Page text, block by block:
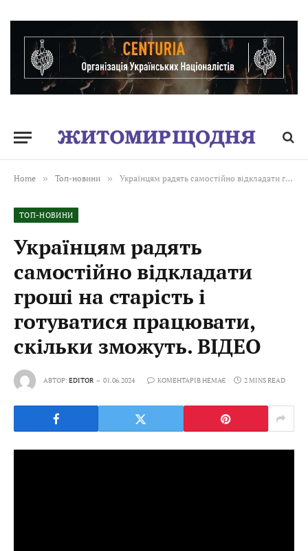
Home » Топ-новини » Українцям радять самостійно відкладати гроші на старість і готуватися працювати, скільки зможуть. ВІДЕО
ТОП-НОВИНИ
Українцям радять
самостійно відкладати
гроші на старість і
готуватися працювати,
скільки зможуть. ВІДЕО
АВТОР:EDITOR 01.06.2024 КОМЕНТАРІВ НЕМАЄ 2 MINS READ